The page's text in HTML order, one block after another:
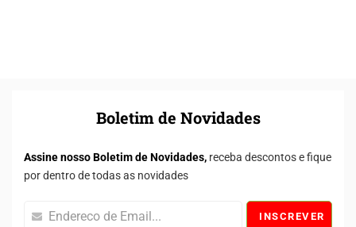
Boletim de Novidades
Assine nosso Boletim de Novidades, receba descontos e fique
por dentro de todas as novidades
INSCREVER